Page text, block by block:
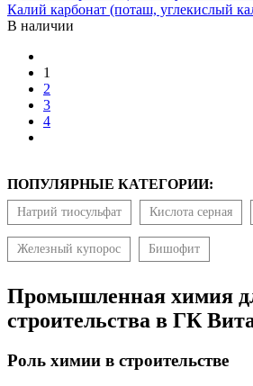
Калий карбонат (поташ, углекислый
В наличии
1
2
3
4
ПОПУЛЯРНЫЕ КАТЕГОРИИ:
Натрий тиосульфат Кислота серная
Железный купорос Бишофит
Промышленная химия
строительства в ГК
Роль химии в строительстве